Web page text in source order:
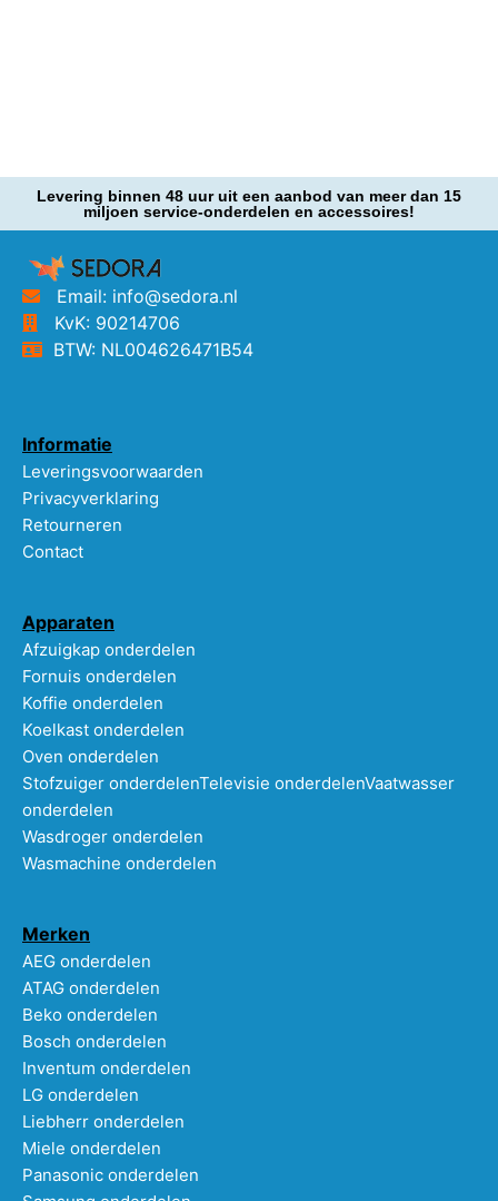
Levering binnen 48 uur uit een aanbod van meer dan 15
miljoen service-onderdelen en accessoires!
Email: info@sedora.nl
KvK: 90214706
BTW: NL004626471B54
Informatie
Leveringsvoorwaarden
Privacyverklaring
Retourneren
Contact
Apparaten
Afzuigkap onderdelen
Fornuis onderdelen
Koffie onderdelen
Koelkast onderdelen
Oven onderdelen
Stofzuiger onderdelenTelevisie onderdelenVaatwasser
onderdelen
Wasdroger onderdelen
Wasmachine onderdelen
Merken
AEG onderdelen
ATAG onderdelen
Beko onderdelen
Bosch onderdelen
Inventum onderdelen
LG onderdelen
Liebherr onderdelen
Miele onderdelen
Panasonic onderdelen